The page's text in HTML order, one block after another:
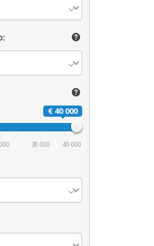
€ 40 000
30 000 40 000